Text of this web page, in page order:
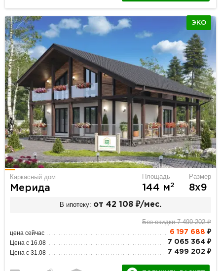
ЭКО
Каркасный дом
Мерида
Площадь
144 м2
Размер
8х9
В ипотеку: от 42 108 ₽/мес.
Без скидки 7 499 202 ₽
цена сейчас 6 197 688 ₽
Цена с 16.08 7 065 364 ₽
Цена с 31.08 7 499 202 ₽